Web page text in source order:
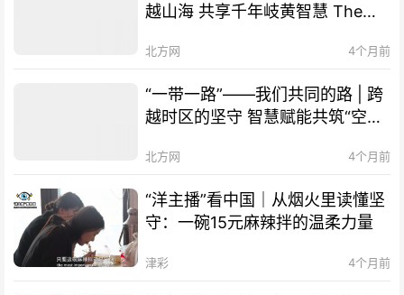
越山海 共享千年岐黄智慧 The
Shared Path | Transcending
Millennia-old Qi-Huang Wisdom
of TCM
北方网 4个月前
“一带一路”——我们共同的路 | 跨
越时区的坚守 智慧赋能共筑“空中
Initiative – Our Shared Path |
Cooperation, "Air Silk Road"
Connects Times Zones
北方网 4个月前
“洋主播”看中国｜从烟火里读懂坚
守：一碗15元麻辣拌的温柔力量
津彩 4个月前